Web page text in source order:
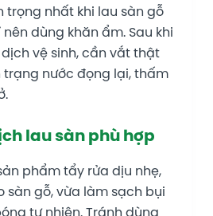
trọng nhất khi lau sàn gỗ
dùng khăn ẩm. Sau khi
vệ sinh, cần vắt thật
trạng nước đọng lại, thấm
lau sàn phù hợp
phẩm tẩy rửa dịu nhẹ,
sàn gỗ, vừa làm sạch bụi
tự nhiên. Tránh dùng